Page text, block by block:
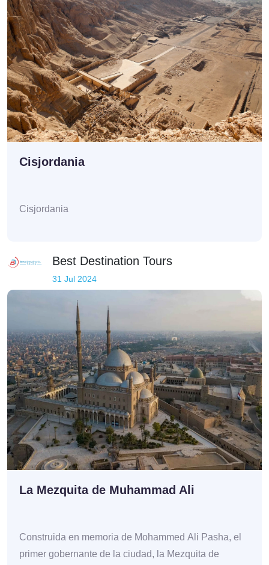
Cisjordania
Cisjordania
Best Destination Tours
31 Jul 2024
La Mezquita de Muhammad Ali
Construida en memoria de Mohammed Ali Pasha, el
primer gobernante de la ciudad, la Mezquita de